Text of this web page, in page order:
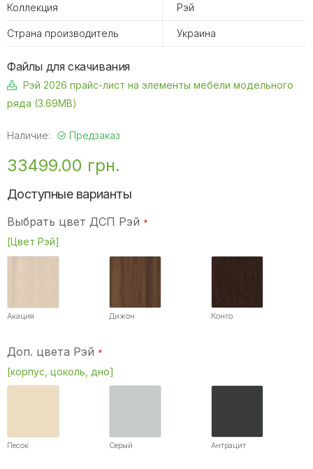
Коллекция Рэй
Страна производитель Украина
Файлы для скачивания
Рэй 2026 прайс-лист на элементы мебели модельного
ряда (3.69MB)
Наличие: Предзаказ
33499.00 грн.
Доступные варианты
Выбрать цвет ДСП Рэй
[Цвет Рэй]
Акация Дижон Конго
Доп. цвета Рэй
[корпус, цоколь, дно]
Песок Серый Антрацит